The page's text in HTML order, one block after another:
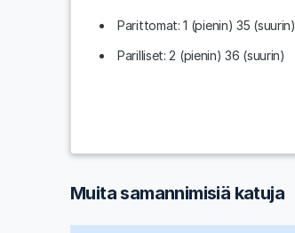
Parittomat: 1 (pienin) 35 (suurin)
Parilliset: 2 (pienin) 36 (suurin)
Muita samannimisiä katuja